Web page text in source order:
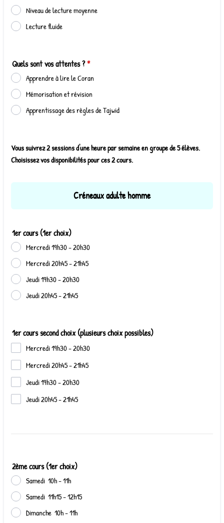
Niveau de lecture moyenne
Lecture fluide
Quels sont vos attentes ?*
Apprendre à lire le Coran
Mémorisation et révision
Apprentissage des règles de Tajwid
Vous suivrez 2 sessions d'une heure par semaine en groupe de 5 élèves.
Choisissez vos disponibilités pour ces 2 cours.
Créneaux adulte homme
1er cours (1er choix)
Mercredi 19h30 - 20h30
Mercredi 20h45 - 21h45
Jeudi 19h30 - 20h30
Jeudi 20h45 - 21h45
1er cours second choix (plusieurs choix possibles)
Mercredi 19h30 - 20h30
Mercredi 20h45 - 21h45
Jeudi 19h30 - 20h30
Jeudi 20h45 - 21h45
2ème cours (1er choix)
Samedi 10h - 11h
Samedi 11h15 - 12h15
Dimanche 10h - 11h